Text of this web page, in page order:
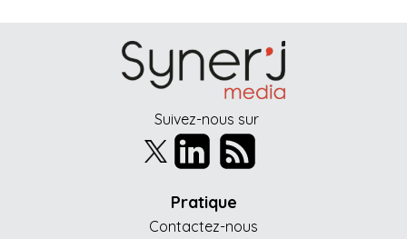
Suivez-nous sur
Pratique
Contactez-nous